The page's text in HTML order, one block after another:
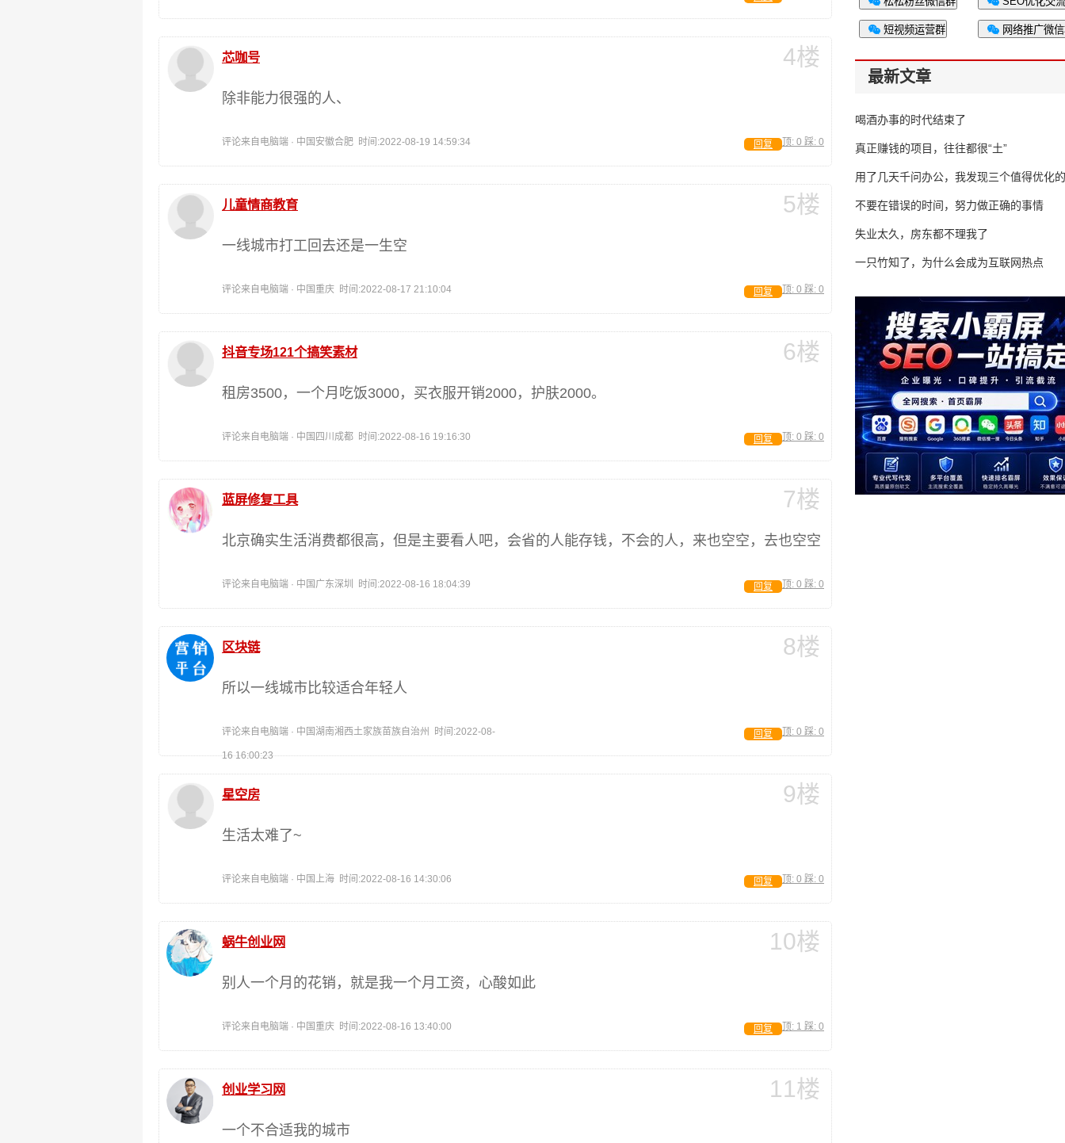
4楼
芯咖号
除非能力很强的人、
评论来自电脑端 · 中国安徽合肥 时间:2022-08-19 14:59:34 顶: 0 踩: 0
回复
5楼
儿童情商教育
一线城市打工回去还是一生空
评论来自电脑端 · 中国重庆 时间:2022-08-17 21:10:04 顶: 0 踩: 0
回复
6楼
抖音专场121个搞笑素材
租房3500，一个月吃饭3000，买衣服开销2000，护肤2000。
评论来自电脑端 · 中国四川成都 时间:2022-08-16 19:16:30 顶: 0 踩: 0
回复
7楼
蓝屏修复工具
北京确实生活消费都很高，但是主要看人吧，会省的人能存钱，不会的人，来也空空，去也空空
评论来自电脑端 · 中国广东深圳 时间:2022-08-16 18:04:39 顶: 0 踩: 0
回复
8楼
区块链
所以一线城市比较适合年轻人
评论来自电脑端 · 中国湖南湘西土家族苗族自治州 时间:2022-08-
16 16:00:23
顶: 0 踩: 0
回复
9楼
星空房
生活太难了~
评论来自电脑端 · 中国上海 时间:2022-08-16 14:30:06 顶: 0 踩: 0
回复
10楼
蜗牛创业网
别人一个月的花销，就是我一个月工资，心酸如此
评论来自电脑端 · 中国重庆 时间:2022-08-16 13:40:00 顶: 1 踩: 0
回复
11楼
创业学习网
一个不合适我的城市
短视频运营群 网络推广微
最新文章
喝酒办事的时代结束了
真正赚钱的项目，往往都很“土”
用了几天千问办公，我发现三个值得优化
不要在错误的时间，努力做正确的事情
失业太久，房东都不理我了
一只竹知了，为什么会成为互联网热点